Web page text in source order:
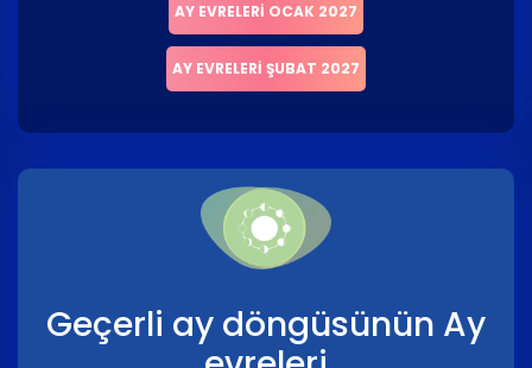
AY EVRELERI OCAK 2027
AY EVRELERI ŞUBAT 2027
Geçerli ay döngüsünün Ay